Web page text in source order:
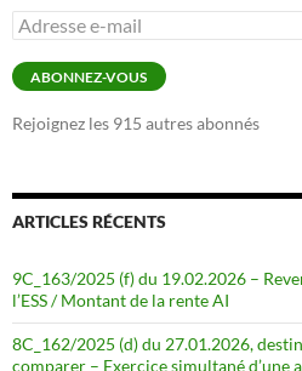
Adresse
e-
mail
ABONNEZ-VOUS
Rejoignez les 915 autres abonnés
ARTICLES RÉCENTS
9C_163/2025 (f) du 19.02.2026 –
l’ESS / Montant de la rente AI
8C_162/2025 (d) du 27.01.2026,
comparer – Exercice simultané d’une